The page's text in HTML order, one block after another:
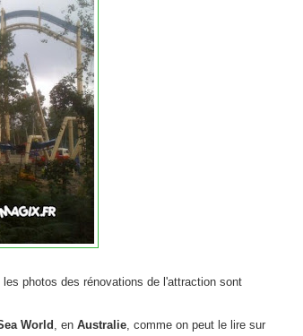
photos des rénovations de l'attraction sont
World , en Australie, comme on peut le lire sur